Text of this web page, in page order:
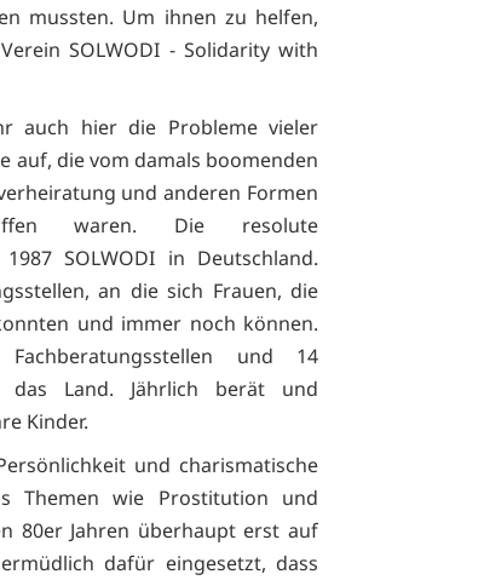
mussten. Um ihnen zu helfen,
SOLWODI - Solidarity with
auch hier die Probleme vieler
auf, die vom damals boomenden
und anderen Formen
waren. Die resolute
SOLWODI in Deutschland.
an die sich Frauen, die
und immer noch können.
und 14
das Land. Jährlich berät und
Kinder.
und charismatische
Themen wie Prostitution und
80er Jahren überhaupt erst auf
dafür eingesetzt, dass